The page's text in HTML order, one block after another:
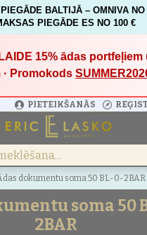
BALTIJĀ – OMNIVA NO
PIEGĀDE ES NO 100 €
15%ādas portfeļiem
· Promokods
PIETEIKŠANĀS
dokumentu soma 50 BL-0-2BAR
soma 50
2BAR